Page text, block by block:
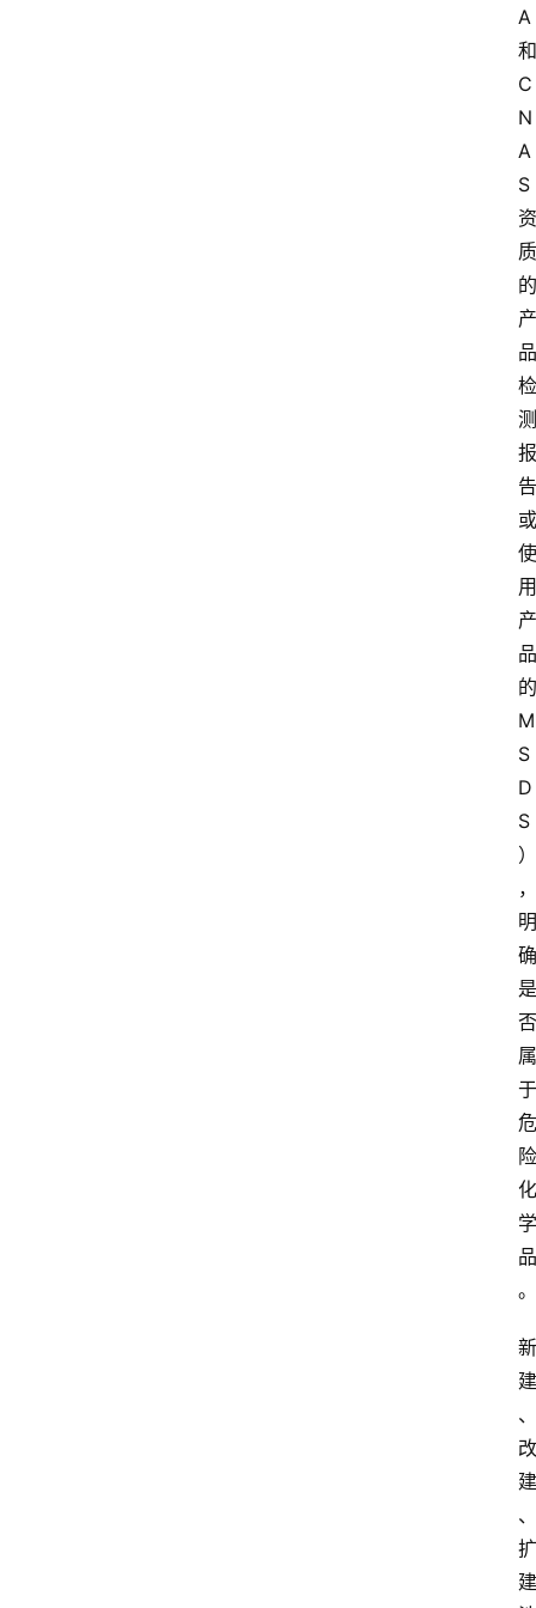
A
和
C
N
A
S
资
质
的
产
品
检
测
报
告
或
使
用
产
品
的
M
S
D
S
）
，
明
确
是
否
属
于
危
险
化
学
品
。
新
建
、
改
建
、
扩
建